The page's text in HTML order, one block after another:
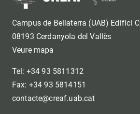
Campus de Bellaterra (UAB) Edifici C
08193 Cerdanyola del Vallès
Veure mapa
Tel: +34 93 5811312
Fax: +34 93 5814151
contacte@creaf.uab.cat